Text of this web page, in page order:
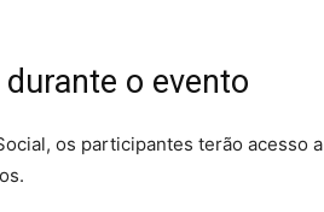
o evento
os participantes terão acesso a